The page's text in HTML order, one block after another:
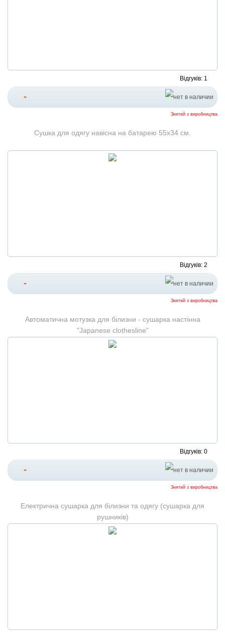
Відгуків: 1
-
Знятий з виробництва
Сушка для одягу навісна на батарею 55х34 см.
Відгуків: 2
-
Знятий з виробництва
Автоматична мотузка для білизни - сушарка настінна
"Japanese clothesline"
Відгуків: 0
-
Знятий з виробництва
Електрична сушарка для білизни та одягу (сушарка для
рушників)